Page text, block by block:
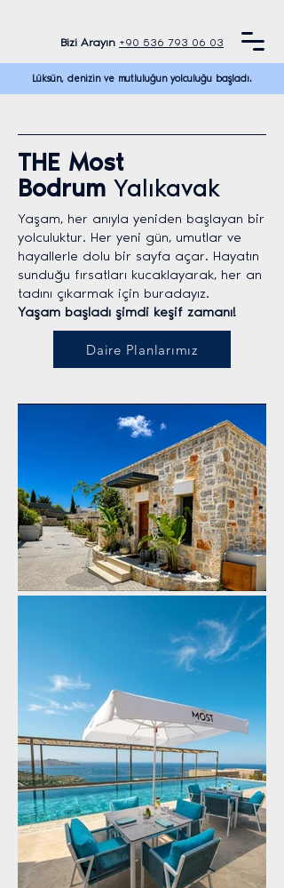
Lüksün, denizin ve mutluluğun yolculuğu başladı.
Bizi Arayın +90 536 793 06 03
THE Most
Bodrum Yalıkavak
Yaşam, her anıyla yeniden başlayan bir
yolculuktur. Her yeni gün, umutlar ve
hayallerle dolu bir sayfa açar. Hayatın
sunduğu fırsatları kucaklayarak, her an
tadını çıkarmak için buradayız.
Yaşam başladı şimdi keşif zamanı!
Daire Planlarımız